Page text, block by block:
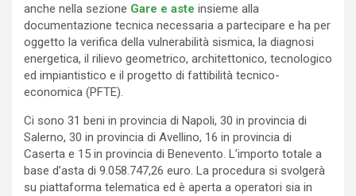
anche nella sezione Gare e aste insieme alla
documentazione tecnica necessaria a partecipare e ha per
oggetto la verifica della vulnerabilità sismica, la diagnosi
energetica, il rilievo geometrico, architettonico, tecnologico
ed impiantistico e il progetto di fattibilità tecnico-
economica (PFTE).
Ci sono 31 beni in provincia di Napoli, 30 in provincia di
Salerno, 30 in provincia di Avellino, 16 in provincia di
Caserta e 15 in provincia di Benevento. L’importo totale a
base d’asta di 9.058.747,26 euro. La procedura si svolgerà
su piattaforma telematica ed è aperta a operatori sia in